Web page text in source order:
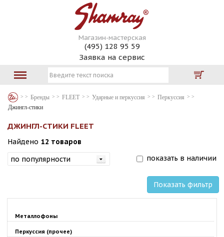
Магазин-мастерская
(495) 128 95 59
Заявка на сервис
Бренды FLEET Ударные и перкуссия
Перкуссия
Джингл-стики
ДЖИНГЛ-СТИКИ FLEET
Найдено 12 товаров
показать в наличии
Показать фильтр
Металлофоны
Перкуссия (прочее)